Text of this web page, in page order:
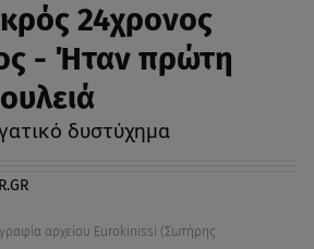
24χρονος
- Ήταν πρώτη
δυστύχημα
αρχείου Eurokinissi (Σωτήρης